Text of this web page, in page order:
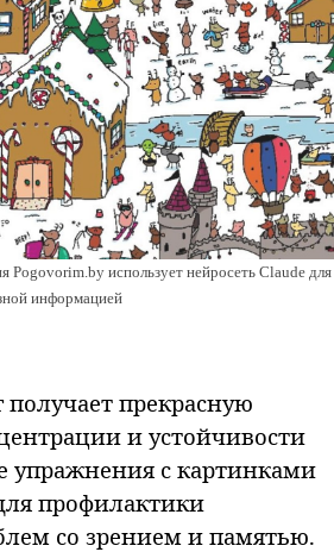
использует нейросеть Claude для
информацией
получает прекрасную
и устойчивости
упражнения с картинками
профилактики
со зрением и памятью.